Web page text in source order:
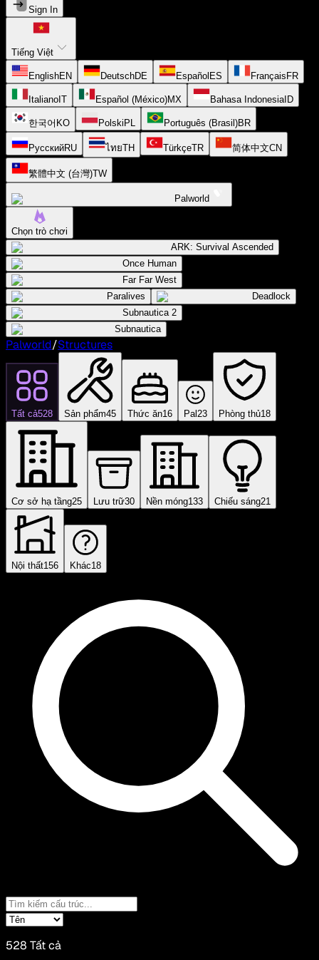
Sign In
Tiếng Việt
EnglishEN DeutschDE EspañolES FrançaisFR
ItalianoIT Español (México)MX Bahasa IndonesiaID
한국어 KO PolskiPL Português (Brasil)BR
РусскийRU ไทยTH TürkçeTR 简体中文CN
繁體中文 (台灣)TW
Palworld
Chọn trò chơi
ARK: Survival Ascended
Once Human
Far Far West
Paralives
Deadlock
Subnautica 2
Subnautica
Palworld/Structures
Tất cả528 Sản phẩm45 Thức ăn16 Pal23 Phòng thủ18
Cơ sở hạ tầng25 Lưu trữ30 Nền móng133 Chiếu sáng21
Nội thất156 Khác18
528 Tất cả